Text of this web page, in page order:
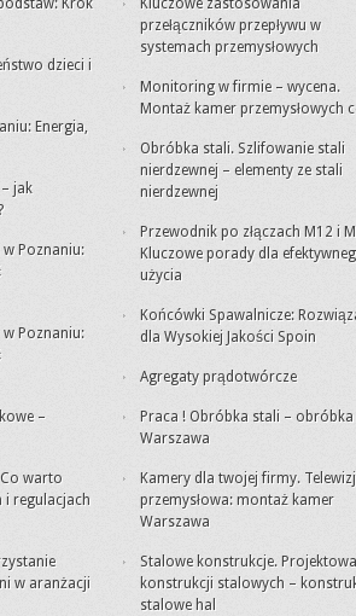
Krok
dzieci i
Energia,
jak
Poznaniu:
Poznaniu:
–
warto
i regulacjach
w aranżacji
Kluczowe zastosowania
przełączników przepływu w
systemach przemysłowych
Monitoring w firmie – wycena.
Montaż kamer przemysłowych
Obróbka stali. Szlifowanie stali
nierdzewnej – elementy ze stali
nierdzewnej
Przewodnik po złączach M12 i
Kluczowe porady dla
użycia
Końcówki Spawalnicze:
dla Wysokiej Jakości Spoin
Agregaty prądotwórcze
Praca ! Obróbka stali – obróbka
Warszawa
Kamery dla twojej firmy.
przemysłowa: montaż kamer
Warszawa
Stalowe konstrukcje.
konstrukcji stalowych –
stalowe hal